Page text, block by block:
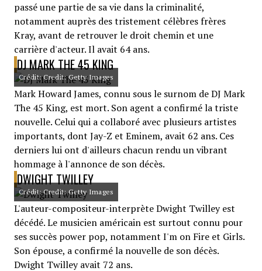
passé une partie de sa vie dans la criminalité,
notamment auprès des tristement célèbres frères
Kray, avant de retrouver le droit chemin et une
carrière d'acteur. Il avait 64 ans.
DJ MARK THE 45 KING
Crédit: Credit: Getty Images
Mark Howard James, connu sous le surnom de DJ Mark
The 45 King, est mort. Son agent a confirmé la triste
nouvelle. Celui qui a collaboré avec plusieurs artistes
importants, dont Jay-Z et Eminem, avait 62 ans. Ces
derniers lui ont d'ailleurs chacun rendu un vibrant
hommage à l'annonce de son décès.
DWIGHT TWILLEY
Crédit: Credit: Getty Images
L'auteur-compositeur-interprète Dwight Twilley est
décédé. Le musicien américain est surtout connu pour
ses succès power pop, notamment I'm on Fire et Girls.
Son épouse, a confirmé la nouvelle de son décès.
Dwight Twilley avait 72 ans.